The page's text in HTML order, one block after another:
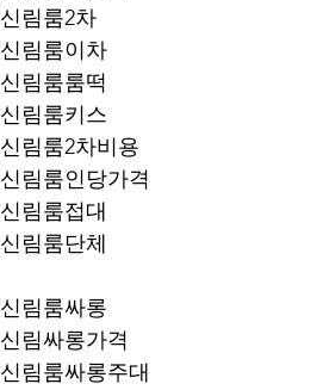
신림룸2차
신림룸이차
신림룸룸떡
신림룸키스
신림룸2차비용
신림룸인당가격
신림룸접대
신림룸단체
신림룸싸롱
신림싸롱가격
신림룸싸롱주대